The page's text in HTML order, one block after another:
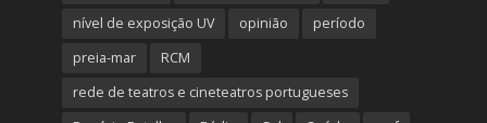
nível de exposição UV
opinião
período
preia-mar
RCM
rede de teatros e cineteatros portugueses